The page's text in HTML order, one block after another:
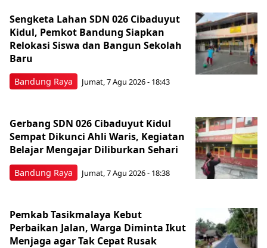
Bandung Raya
Sengketa Lahan SDN 026 Cibaduyut
Kidul, Pemkot Bandung Siapkan
Relokasi Siswa dan Bangun Sekolah
Baru
Jumat, 7 Agu 2026 - 18:43
Bandung Raya
Gerbang SDN 026 Cibaduyut Kidul
Sempat Dikunci Ahli Waris, Kegiatan
Belajar Mengajar Diliburkan Sehari
Jumat, 7 Agu 2026 - 18:38
Pemkab Tasikmalaya Kebut
Perbaikan Jalan, Warga Diminta Ikut
Menjaga agar Tak Cepat Rusak